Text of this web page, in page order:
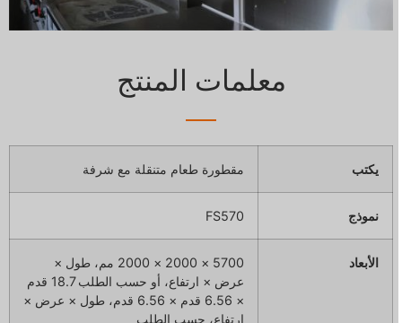
معلمات المنتج
يكتب مقطورة طعام متنقلة مع شرفة
نموذج FS570
الأبعاد
5700 × 2000 × 2000 مم، طول ×
عرض × ارتفاع، أو حسب الطلب 18.7 قدم
× 6.56 قدم × 6.56 قدم، طول × عرض ×
ارتفاع، حسب الطلب